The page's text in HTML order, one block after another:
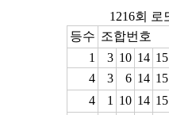
1216회 로
등수 조합번호
1
3 10 14 15
4
3 6 14 15
4
1 10 14 15